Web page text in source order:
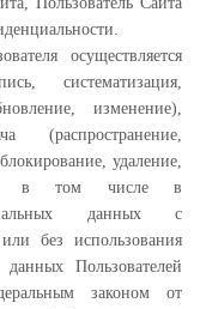
осуществляется
систематизация,
изменение),
(распространение,
удаление,
в том числе в
данных с
без использования
Пользователей
законом от